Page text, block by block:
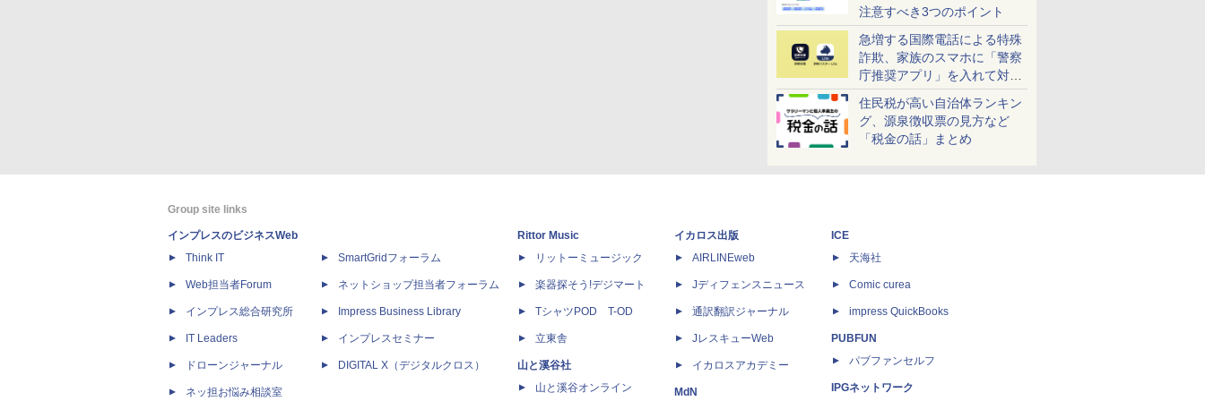
注意すべき3つのポイント
急増する国際電話による特殊
詐欺、家族のスマホに「警察
庁推奨アプリ」を入れて対策
しよう！
住民税が高い自治体ランキン
グ、源泉徴収票の見方など
「税金の話」まとめ
Group site links
インプレスのビジネスWeb
Think IT
Web担当者Forum
インプレス総合研究所
IT Leaders
ドローンジャーナル
ネッ担お悩み相談室
SmartGridフォーラム
ネットショップ担当者フォーラム
Impress Business Library
インプレスセミナー
DIGITAL X（デジタルクロス）
Rittor Music
リットーミュージック
楽器探そう!デジマート
TシャツPOD T-OD
立東舎
山と溪谷社
山と溪谷オンライン
イカロス出版
AIRLINEweb
Jディフェンスニュース
通訳翻訳ジャーナル
JレスキューWeb
イカロスアカデミー
MdN
ICE
天海社
Comic curea
impress QuickBooks
PUBFUN
パブファンセルフ
IPGネットワーク